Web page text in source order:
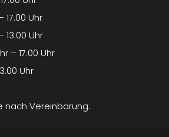
17.00 Uhr
13.00 Uhr
– 17.00 Uhr
Uhr
nach Vereinbarung.